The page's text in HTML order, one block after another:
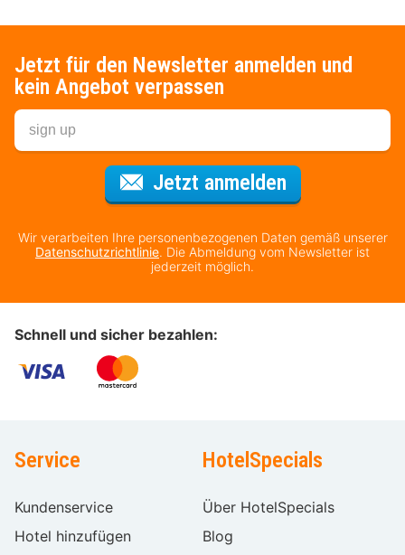
Jetzt für den Newsletter anmelden und
kein Angebot verpassen
Jetzt anmeldenFür den
Wir verarbeiten Ihre personenbezogenen Daten gemäß unserer
Datenschutzrichtlinie. Die Abmeldung vom Newsletter ist
jederzeit möglich.
Schnell und sicher bezahlen:
Service
Kundenservice
Hotel hinzufügen
HotelSpecials
Über HotelSpecials
Blog